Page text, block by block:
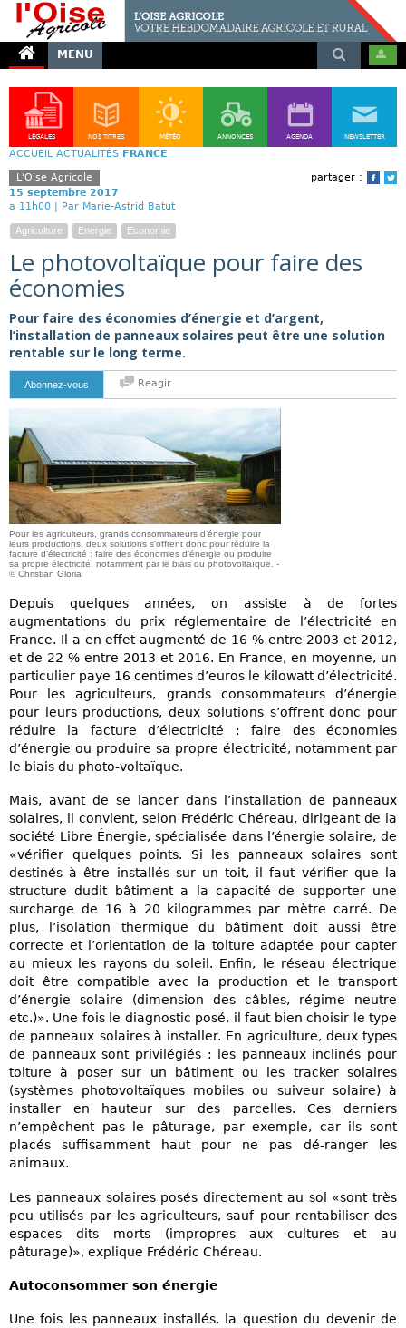
MENU
LÉGALES NOS TITRES MÉTÉO ANNONCES AGENDA NEWSLETTER
ACCUEIL ACTUALITÉS FRANCE
partager :
L'Oise Agricole
15 septembre 2017
a 11h00 | Par Marie-Astrid Batut
Agriculture Energie Economie
Le photovoltaïque pour faire des
économies
Pour faire des économies d’énergie et d’argent,
l’installation de panneaux solaires peut être une solution
rentable sur le long terme.
Abonnez-vous Reagir
Pour les agriculteurs, grands consommateurs d’énergie pour
leurs productions, deux solutions s’offrent donc pour réduire la
facture d’électricité : faire des économies d’énergie ou produire
sa propre électricité, notamment par le biais du photovoltaïque. -
© Christian Gloria
Depuis quelques années, on assiste à de fortes
augmentations du prix réglementaire de l’électricité en
France. Il a en effet augmenté de 16 % entre 2003 et 2012,
et de 22 % entre 2013 et 2016. En France, en moyenne, un
particulier paye 16 centimes d’euros le kilowatt d’électricité.
Pour les agriculteurs, grands consommateurs d’énergie
pour leurs productions, deux solutions s’offrent donc pour
réduire la facture d’électricité : faire des économies
d’énergie ou produire sa propre électricité, notamment par
le biais du photo-voltaïque.
Mais, avant de se lancer dans l’installation de panneaux
solaires, il convient, selon Frédéric Chéreau, dirigeant de la
société Libre Énergie, spécialisée dans l’énergie solaire, de
«vérifier quelques points. Si les panneaux solaires sont
destinés à être installés sur un toit, il faut vérifier que la
structure dudit bâtiment a la capacité de supporter une
surcharge de 16 à 20 kilogrammes par mètre carré. De
plus, l’isolation thermique du bâtiment doit aussi être
correcte et l’orientation de la toiture adaptée pour capter
au mieux les rayons du soleil. Enfin, le réseau électrique
doit être compatible avec la production et le transport
d’énergie solaire (dimension des câbles, régime neutre
etc.)». Une fois le diagnostic posé, il faut bien choisir le type
de panneaux solaires à installer. En agriculture, deux types
de panneaux sont privilégiés : les panneaux inclinés pour
toiture à poser sur un bâtiment ou les tracker solaires
(systèmes photovoltaïques mobiles ou suiveur solaire) à
installer en hauteur sur des parcelles. Ces derniers
n’empêchent pas le pâturage, par exemple, car ils sont
placés suffisamment haut pour ne pas dé-ranger les
animaux.
Les panneaux solaires posés directement au sol «sont très
peu utilisés par les agriculteurs, sauf pour rentabiliser des
espaces dits morts (impropres aux cultures et au
pâturage)», explique Frédéric Chéreau.
Autoconsommer son énergie
Une fois les panneaux installés, la question du devenir de